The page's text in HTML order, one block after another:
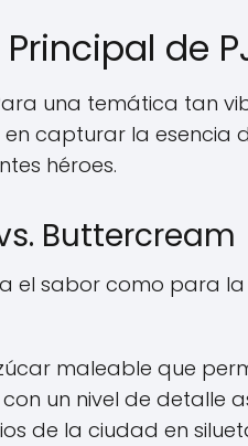
de
una temática tan
capturar la esencia
héroes.
Buttercream
el sabor como para la
maleable que
un nivel de detalle
de la ciudad en